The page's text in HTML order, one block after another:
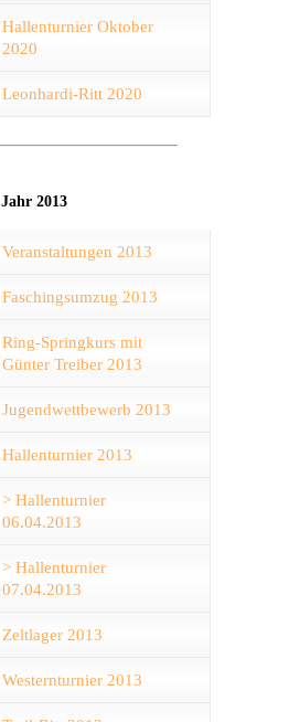
Hallenturnier Oktober
2020
Leonhardi-Ritt 2020
Jahr 2013
Veranstaltungen 2013
Faschingsumzug 2013
Ring-Springkurs mit
Günter Treiber 2013
Jugendwettbewerb 2013
Hallenturnier 2013
> Hallenturnier
06.04.2013
> Hallenturnier
07.04.2013
Zeltlager 2013
Westernturnier 2013